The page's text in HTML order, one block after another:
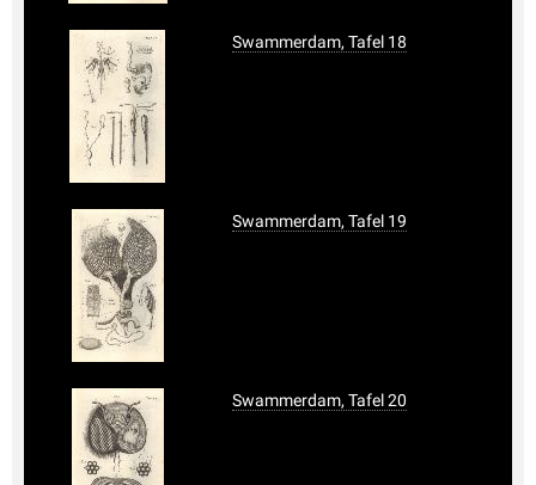
Swammerdam, Tafel 18
Swammerdam, Tafel 19
Swammerdam, Tafel 20